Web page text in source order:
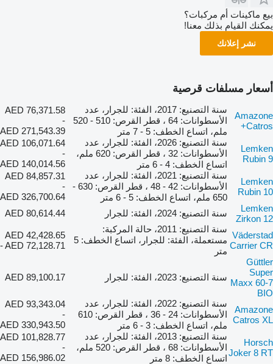
بيع ماكينات أم مركبات؟
يمكنك القيام بذلك معنا!
نشر إعلانك
أسعار مسلفات قرصية
Amazone
Catros+
سنة التصنيع: 2017، الفئة: للجرار، عدد
الأسطوانات: 64 ، قطر القرص: 510 - 520
ملم، اتساع الخطف: 5 - 7 متر
AED 76,371.58
-
AED 271,543.39
Lemken
Rubin 9
سنة التصنيع: 2026، الفئة: للجرار، عدد
الأسطوانات: 32 ، قطر القرص: 620 ملم،
اتساع الخطف: 4 - 6 متر
AED 106,071.64
-
AED 140,014.56
Lemken
Rubin 10
سنة التصنيع: 2021، الفئة: للجرار، عدد
الأسطوانات: 42 - 48 ، قطر القرص: 630 -
650 ملم، اتساع الخطف: 5 - 6 متر
AED 84,857.31
-
AED 326,700.64
Lemken
Zirkon 12
سنة التصنيع: 2024، الفئة: للجرار AED 80,614.44
Väderstad
Carrier CR
سنة التصنيع: 2011، حالة المركبة:
مستعملة، الفئة: للجرار، اتساع الخطف: 5
متر
AED 42,428.65
- AED 72,128.71
Güttler
Super
Maxx 60-7
BIO
سنة التصنيع: 2023، الفئة: للجرار AED 89,100.17
Amazone
Catros XL
سنة التصنيع: 2022، الفئة: للجرار، عدد
الأسطوانات: 24 - 36 ، قطر القرص: 610
ملم، اتساع الخطف: 3 - 6 متر
AED 93,343.04
-
AED 330,943.50
Horsch
Joker 8 RT
سنة التصنيع: 2013، الفئة: للجرار، عدد
الأسطوانات: 68 ، قطر القرص: 520 ملم،
اتساع الخطف: 8 متر
AED 101,828.77
-
AED 156,986.02